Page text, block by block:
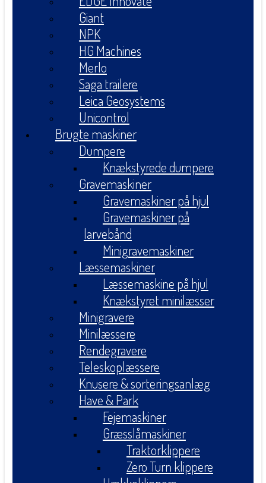
Giant
NPK
HG Machines
Merlo
Saga trailere
Leica Geosystems
Unicontrol
Brugte maskiner
Dumpere
Knækstyrede dumpere
Gravemaskiner
Gravemaskiner på hjul
Gravemaskiner på
larvebånd
Minigravemaskiner
Læssemaskiner
Læssemaskine på hjul
Knækstyret minilæsser
Minigravere
Minilæssere
Rendegravere
Teleskoplæssere
Knusere & sorteringsanlæg
Have & Park
Fejemaskiner
Græsslåmaskiner
Traktorklippere
Zero Turn klippere